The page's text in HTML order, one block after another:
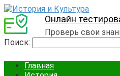
Онлайн
Проверь свои
Поиск:
Главная